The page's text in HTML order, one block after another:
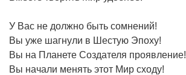
У Вас не должно быть сомнений!
Вы уже шагнули в Шестую Эпоху!
Вы на Планете Создателя проявление!
Вы начали менять этот Мир сходу!